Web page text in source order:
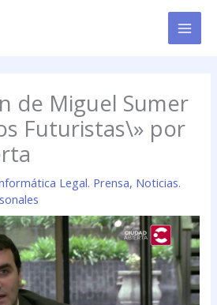
de Miguel Sumer
Futuristas\» por
Legal. Prensa, Noticias.